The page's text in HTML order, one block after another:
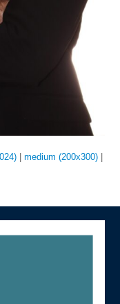
|medium (200x300)